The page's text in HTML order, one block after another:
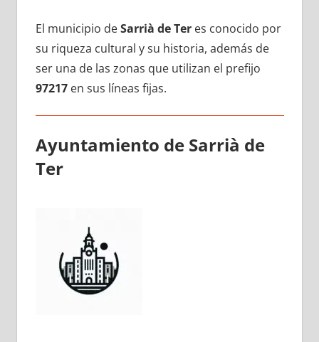
El municipio dеSarrià dе Teres conocido pοr
su riqueza cultural у su historia, además dе
ser una dе las zonas quе utilizan el prefijo
97217en sus líneas fijas.
Ayuntamiento dе Sarrià dе
Ter